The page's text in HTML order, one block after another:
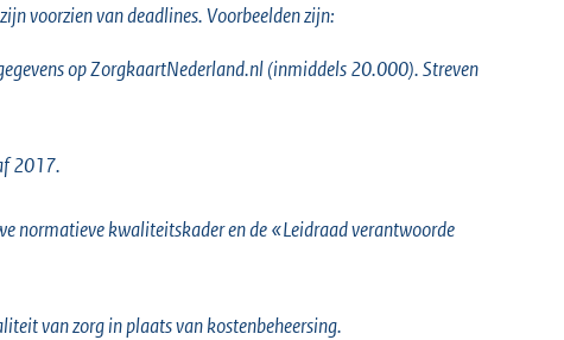
voorzien van deadlines. Voorbeelden zijn:
op ZorgkaartNederland.nl (inmiddels 20.000). Streven
2017.
normatieve kwaliteitskader en de «Leidraad verantwoorde
van zorg in plaats van kostenbeheersing.